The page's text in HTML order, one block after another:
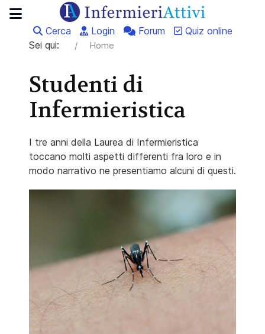
Cerca Login Forum
Quiz online
Sei qui:
Home
Studenti di
Infermieristica
I tre anni della Laurea di Infermieristica
toccano molti aspetti differenti fra loro e in
modo narrativo ne presentiamo alcuni di questi.